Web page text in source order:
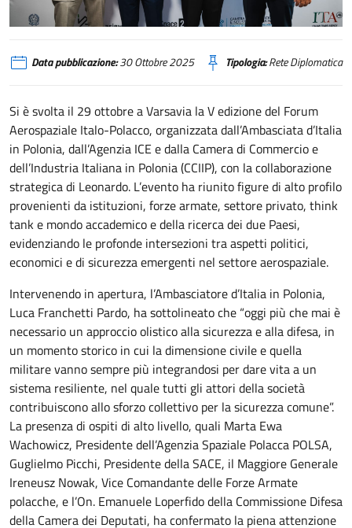
2025. Aerospace
Data pubblicazione:30 Ottobre 2025 Tipologia:Rete Diplomatica
Si è svolta il 29 ottobre a Varsavia la V edizione del Forum
Aerospaziale Italo-Polacco, organizzata dall’Ambasciata d’Italia
in Polonia, dall’Agenzia ICE e dalla Camera di Commercio e
dell’Industria Italiana in Polonia (CCIIP), con la collaborazione
strategica di Leonardo. L’evento ha riunito figure di alto profilo
provenienti da istituzioni, forze armate, settore privato, think
tank e mondo accademico e della ricerca dei due Paesi,
evidenziando le profonde intersezioni tra aspetti politici,
economici e di sicurezza emergenti nel settore aerospaziale.
Intervenendo in apertura, l’Ambasciatore d’Italia in Polonia,
Luca Franchetti Pardo, ha sottolineato che “oggi più che mai è
necessario un approccio olistico alla sicurezza e alla difesa, in
un momento storico in cui la dimensione civile e quella
militare vanno sempre più integrandosi per dare vita a un
sistema resiliente, nel quale tutti gli attori della società
contribuiscono allo sforzo collettivo per la sicurezza comune”.
La presenza di ospiti di alto livello, quali Marta Ewa
Wachowicz, Presidente dell’Agenzia Spaziale Polacca POLSA,
Guglielmo Picchi, Presidente della SACE, il Maggiore Generale
Ireneusz Nowak, Vice Comandante delle Forze Armate
polacche, e l’On. Emanuele Loperfido della Commissione Difesa
della Camera dei Deputati, ha confermato la piena attenzione